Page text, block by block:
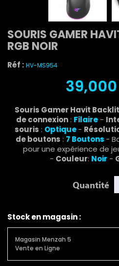
SOURIS GAMER
RGB NOIR
Réf : HV-MS954
39,000
Souris Gamer Havit
de connexion: Filaire -
souris : Optique-
de boutons : 7 Boutons -
pour une expérience de
- Couleur: Noir -
Quantité
Stock en magasin :
Magasin Menzah 5
Vente en Ligne